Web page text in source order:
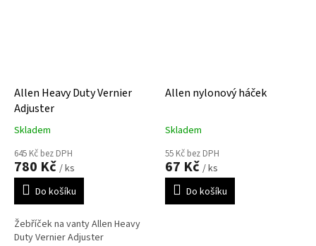
Allen Heavy Duty Vernier
Adjuster
Skladem
645 Kč bez DPH
780 Kč / ks
Do košíku
Žebříček na vanty Allen Heavy
Duty Vernier Adjuster
Allen nylonový háček
Skladem
55 Kč bez DPH
67 Kč / ks
Do košíku